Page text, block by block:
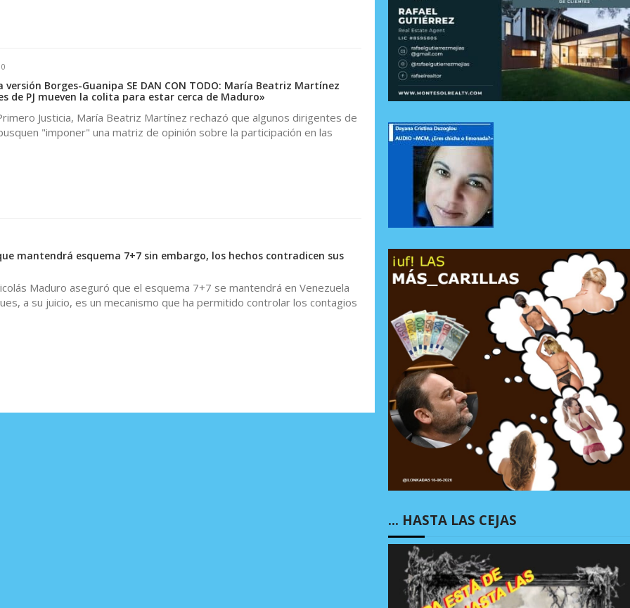
0
versión Borges-Guanipa SE DAN CON TODO: María Beatriz Martínez
de PJ mueven la colita para estar cerca de Maduro»
Justicia, María Beatriz Martínez rechazó que algunos dirigentes de
"imponer" una matriz de opinión sobre la participación en las
mantendrá esquema 7+7 sin embargo, los hechos contradicen sus
Maduro aseguró que el esquema 7+7 se mantendrá en Venezuela
a su juicio, es un mecanismo que ha permitido controlar los contagios
… HASTA LAS CEJAS